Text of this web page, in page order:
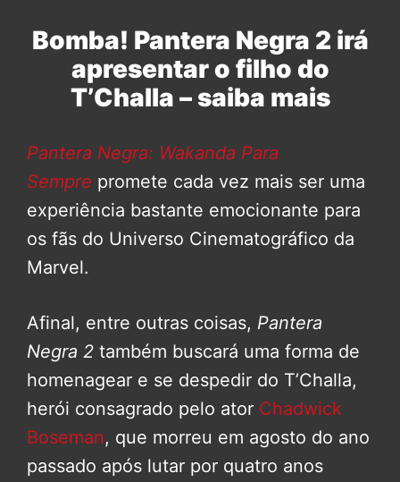
Bomba! Pantera Negra 2 irá
apresentar o filho do
T’Challa – saiba mais
Pantera Negra: Wakanda Para
Sempre promete cada vez mais ser uma
experiência bastante emocionante para
os fãs do Universo Cinematográfico da
Marvel.
Afinal, entre outras coisas, Pantera
Negra 2 também buscará uma forma de
homenagear e se despedir do T’Challa,
herói consagrado pelo ator Chadwick
Boseman, que morreu em agosto do ano
passado após lutar por quatro anos